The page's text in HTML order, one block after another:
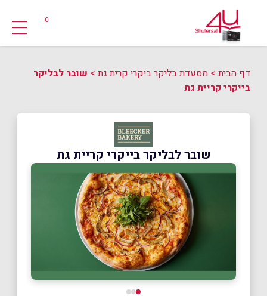
0
דף הבית> מסעדת בליקר ביקרי קרית גת> שובר לבליקר
בייקרי קריית גת
שובר לבליקר בייקרי קריית גת